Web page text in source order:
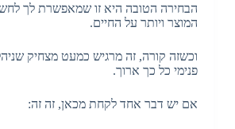
הבחירה הטובה היא זו שמאפשרת לך
המוצר ויותר על החיים.
וכשזה קורה, זה מרגיש כמעט מצחיק
פנימי כל כך ארוך.
אם יש דבר אחד לקחת מכאן, זה זה: